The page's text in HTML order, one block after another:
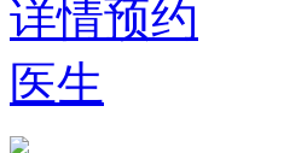
详情预约
医生